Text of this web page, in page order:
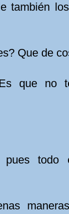
también
Que de
que no
pues